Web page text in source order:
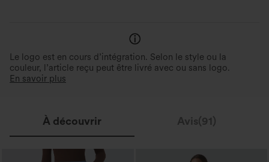
Le logo est en cours d’intégration. Selon le style ou la
couleur, l’article reçu peut être livré avec ou sans logo.
En savoir plus
À découvrir Avis(91)